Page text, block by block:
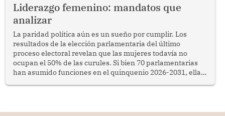
Liderazgo femenino: mandatos que
analizar
La paridad política aún es un sueño por cumplir. Los
resultados de la elección parlamentaria del último
proceso electoral revelan que las mujeres todavía no
ocupan el 50% de las curules. Si bien 70 parlamentarias
han asumido funciones en el quinquenio 2026-2031, ellas